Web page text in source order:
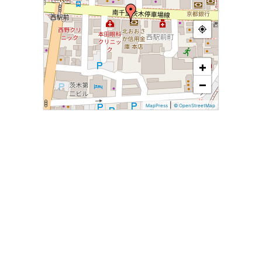
+
−
MapPress| © OpenStreetMap